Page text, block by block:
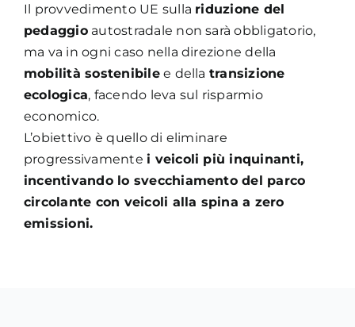
Il provvedimento UE sulla riduzione del
pedaggioautostradale non sarà obbligatorio,
ma va in ogni caso nella direzione della
mobilità sostenibilee della transizione
ecologica, facendo leva sul risparmio
economico.
L’obiettivo è quello di eliminare
progressivamente i veicoli più inquinanti,
incentivando lo svecchiamento del parco
circolante con veicoli alla spina a zero
emissioni.